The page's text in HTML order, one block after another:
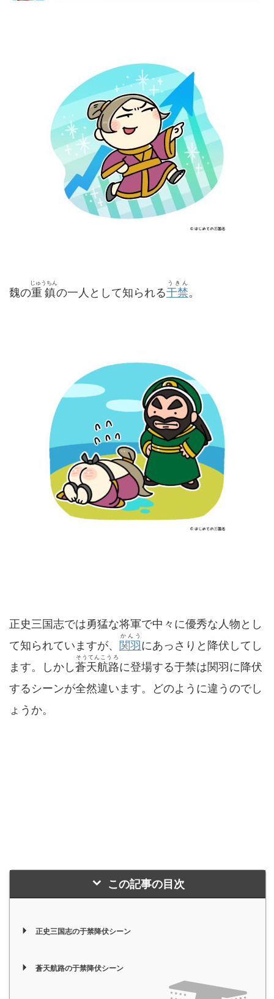
魏の重鎮
じゅうちん
の一人として知られる于禁
うきん
。
正史三国志では勇猛な将軍で中々に優秀な人物とし
て知られていますが、 関羽
かんう
にあっさりと降伏してし
ます。しかし蒼天航路
そうてんこうろ
に登場する于禁は関羽に降伏
するシーンが全然違います。どのように違うのでし
ょうか。
この記事の目次
正史三国志の于禁降伏シーン
蒼天航路の于禁降伏シーン